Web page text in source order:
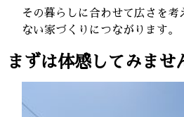
その暮らしに合わせて広さを考
ない家づくりにつながります。
まずは体感してみませ